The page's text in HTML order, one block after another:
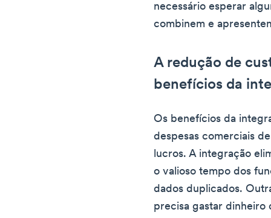
necessário esperar
combinem e
A redução de
benefícios da
Os benefícios da
despesas comerciais
lucros. A integração
o valioso tempo dos
dados duplicados.
precisa gastar dinheiro